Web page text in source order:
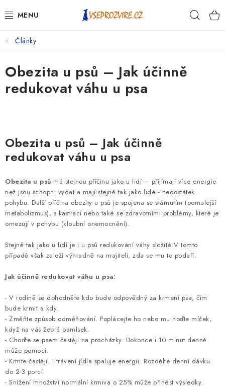
na
PSI
KOČKY
KONĚ
PRO CHOVATELE
KRÁLÍCI/HLODAVCI/PTÁCI
SLEVY
ZNAČKY
Ceník dopravy Kontakty
Obchodní podmínky
Podmínky ochrany osobních údajů
Články
Obezita u psů – Jak účinně
redukovat váhu u psa
Obezita u psů – Jak účinně
redukovat váhu u psa
Obezita u psů má stejnou příčinu jako u lidí – přijímají více energie
než jsou schopni vydat a mají stejně tak jako lidé - nedostatek
pohybu. Další příčina obezity u psů je spojena se stárnutím (pomalejší
metabolizmus), s kastrací nebo také se zdravotními problémy, které je
omezují v pohybu (kloubní onemocnění).
Stejně tak jako u lidí je i u psů redukování váhy složité.V tomto
případě však zaleží výhradně na majiteli, zda se mu to podaří.
Jak účinně redukovat váhu u psa:
- V rodině se dohodněte kdo bude odpovědný za krmení psa, čím
bude krmit a kdy.
- Změňte způsob odměňování. Poplácejte ho nebo mu hoďte míček,
když na vás žebrá pamlsek.
- Choďte se psem častěji na procházky. Dokonce i 10 minut denně
může pomoci.
- Krmte častěji. I trávení jídla spaluje energii. Rozdělte denní dávku
do 2-3 porcí.
- Snížení množství normální krmiva o 25% může přinést výsledky.